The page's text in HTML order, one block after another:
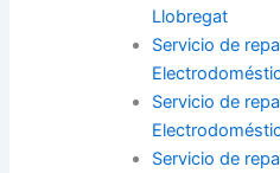
Llobregat
Servicio de
Servicio de
Servicio de